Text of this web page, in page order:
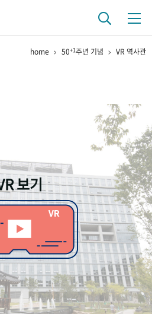
행정박물 영상 기록물
년 50 +1주년 광장
home 50+1주년 기념 VR 역사관
보기